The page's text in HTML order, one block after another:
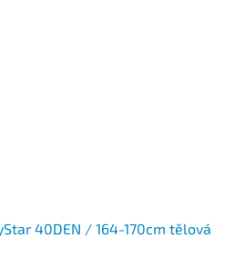
40DEN / 164-170cm tělová